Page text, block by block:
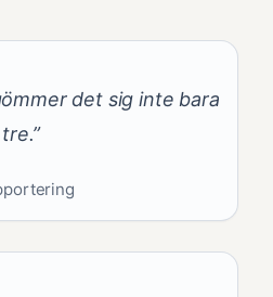
det sig inte bara